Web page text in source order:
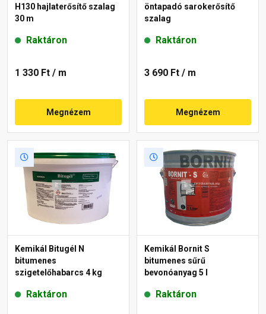
H130 hajlaterősítő szalag
30 m
Raktáron
1 330 Ft / m
Megnézem
öntapadó sarokerősítő
szalag
Raktáron
3 690 Ft / m
Megnézem
Kemikál Bitugél N
bitumenes
szigetelőhabarcs 4 kg
Raktáron
Kemikál Bornit S
bitumenes sűrű
bevonóanyag 5 l
Raktáron